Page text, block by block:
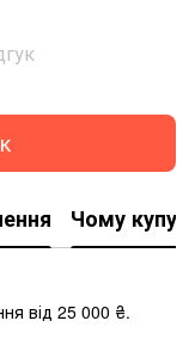
Чому
від 25 000 ₴.